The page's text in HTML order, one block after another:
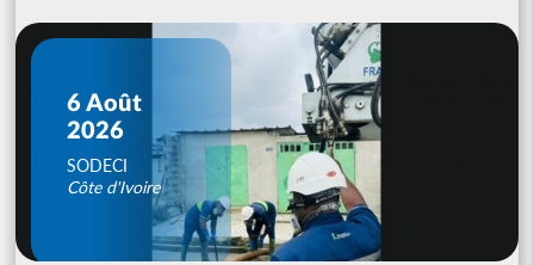
6 Août
2026
SODECI
Côte d'Ivoire